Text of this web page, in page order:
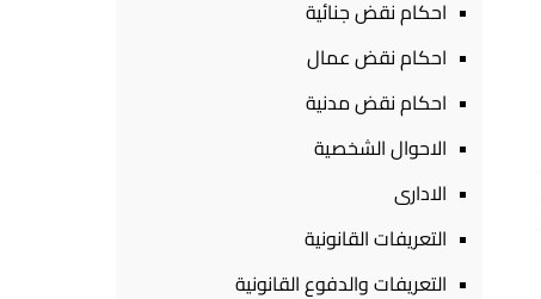
احكام نقض جنائية
احكام نقض عمال
احكام نقض مدنية
الاحوال الشخصية
الادارى
التعريفات القانونية
التعريفات والدفوع القانونية